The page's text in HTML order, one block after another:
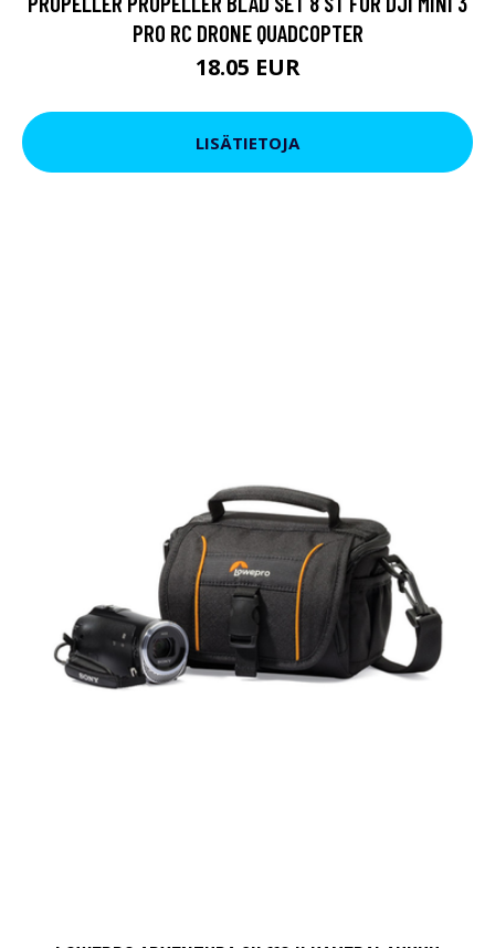
PRO RC DRONE QUADCOPTER
18.05 EUR
LISÄTIETOJA